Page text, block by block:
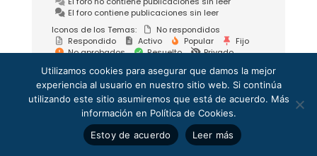
El foro contiene publicaciones sin leer
Iconos de los Temas:
No respondidos
Respondido
Activo Popular
Fijo
No aprobados
Resuelto
Privado
Funciona con wpForo version 3.1.1
Utilizamos cookies para asegurar que damos la mejor
experiencia al usuario en nuestro sitio web. Si continúa
utilizando este sitio asumiremos que está de acuerdo. Más
información en Política de Cookies.
Estoy de acuerdo
Leer más